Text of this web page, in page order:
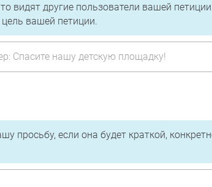
видят другие пользователи вашей
вашей петиции.
просьбу, если она будет краткой,